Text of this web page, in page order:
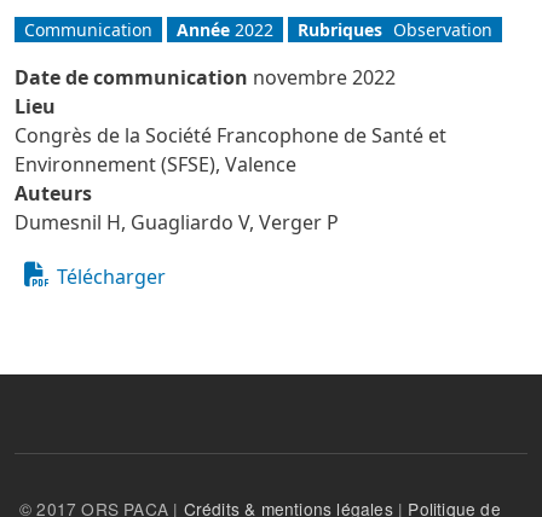
Communication Année 2022 Rubriques Observation
Date de communication novembre 2022
Lieu
Congrès de la Société Francophone de Santé et
Environnement (SFSE), Valence
Auteurs
Dumesnil H, Guagliardo V, Verger P
Télécharger
© 2017 ORS PACA | Crédits & mentions légales| Politique de